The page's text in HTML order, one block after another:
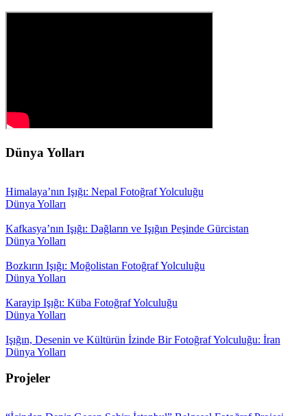
Dünya Yolları
Himalaya’nın Işığı: Nepal Fotoğraf Yolculuğu
Dünya Yolları
Kafkasya’nın Işığı: Dağların ve Işığın Peşinde Gürcistan
Dünya Yolları
Bozkırın Işığı: Moğolistan Fotoğraf Yolculuğu
Dünya Yolları
Karayip Işığı: Küba Fotoğraf Yolculuğu
Dünya Yolları
Işığın, Desenin ve Kültürün İzinde Bir Fotoğraf Yolculuğu: İran
Dünya Yolları
Projeler